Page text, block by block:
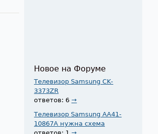
Новое на Форуме
Телевизор Samsung CK-
3373ZR
ответов: 6→
Телевизор Samsung AA41-
10867A нужна схема